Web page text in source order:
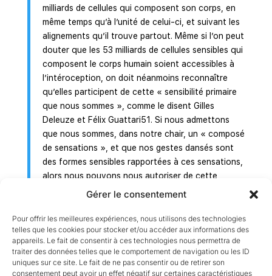
Gérer le consentement
Pour offrir les meilleures expériences, nous utilisons des technologies
telles que les cookies pour stocker et/ou accéder aux informations des
appareils. Le fait de consentir à ces technologies nous permettra de
traiter des données telles que le comportement de navigation ou les ID
uniques sur ce site. Le fait de ne pas consentir ou de retirer son
consentement peut avoir un effet négatif sur certaines caractéristiques
milliards de cellules qui composent son corps, en
même temps qu’à l’unité de celui-ci, et suivant les
alignements qu’il trouve partout. Même si l’on peut
douter que les 53 milliards de cellules sensibles qui
composent le corps humain soient accessibles à
l’intéroception, on doit néanmoins reconnaître
qu’elles participent de cette « sensibilité primaire
que nous sommes », comme le disent Gilles
Deleuze et Félix Guattari51. Si nous admettons
que nous sommes, dans notre chair, un « composé
de sensations », et que nos gestes dansés sont
des formes sensibles rapportées à ces sensations,
alors nous pouvons nous autoriser de cette
sensibilité primaire que nous sommes pour émuler
cellules semi-autonomes, sentantes et senties.
« Et si l’alignement est partout ? », se demande-t-
elle ;
ou bien « je transforme le corps tridimensionnel en
un incommensurable ensemble de 53 milliards de